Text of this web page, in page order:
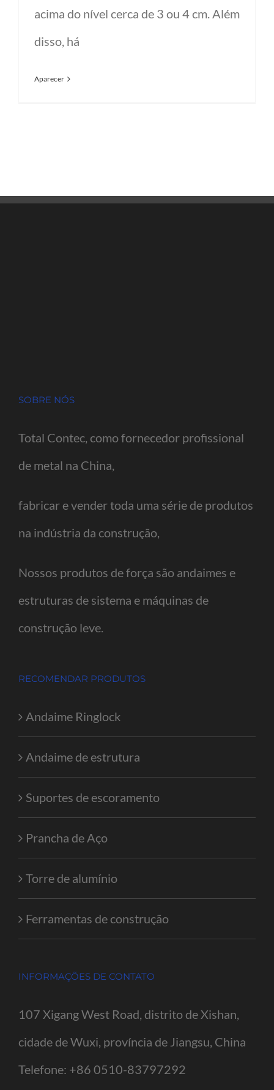
acima do nível cerca de 3 ou 4 cm. Além
disso, há
Aparecer
SOBRE NÓS
Total Contec, como fornecedor profissional
de metal na China,
fabricar e vender toda uma série de produtos
na indústria da construção,
Nossos produtos de força são andaimes e
estruturas de sistema e máquinas de
construção leve.
RECOMENDAR PRODUTOS
Andaime Ringlock
Andaime de estrutura
Suportes de escoramento
Prancha de Aço
Torre de alumínio
Ferramentas de construção
INFORMAÇÕES DE CONTATO
107 Xigang West Road, distrito de Xishan,
cidade de Wuxi, província de Jiangsu, China
Telefone: +86 0510-83797292